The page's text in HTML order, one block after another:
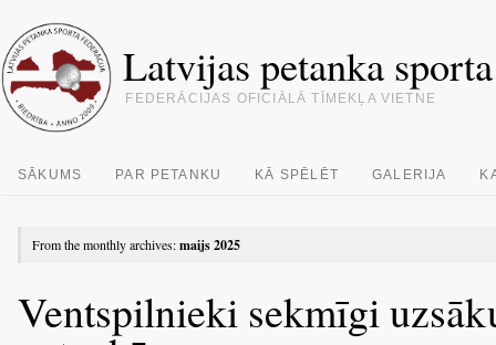
Latvijas petanka
FEDERĀCIJAS OFICIĀLĀ TĪMEKĻA VIETNE
SĀKUMS PAR PETANKU KĀ SPĒLĒT GALERIJA
From the monthly archives:maijs 2025
Ventspilnieki sekmīgi